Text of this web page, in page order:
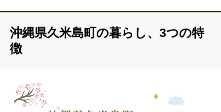
沖縄県久米島町の暮らし、3つの特
徴